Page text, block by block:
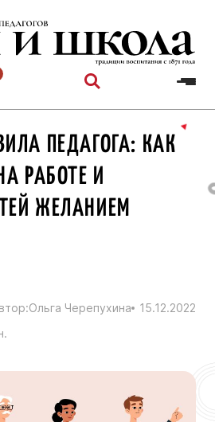
ПЕДАГОГА: КАК
РАБОТЕ И
ЖЕЛАНИЕМ
Ольга Черепухина
15.12.2022